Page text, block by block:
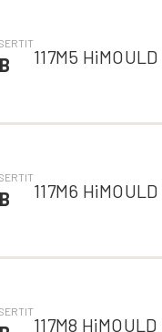
117M5 HiMOULD
117M6 HiMOULD
117M8 HiMOULD